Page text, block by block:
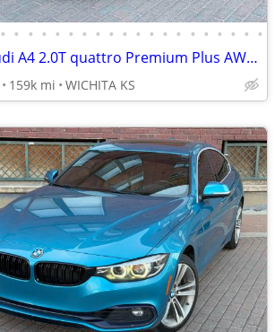
• • • • • • • • • • • • • • • • • • • •
2017 Audi A4 2.0T quattro Premium Plus AWD 4dr Sedan. CLEAN! LOADED!
159k mi WICHITA KS